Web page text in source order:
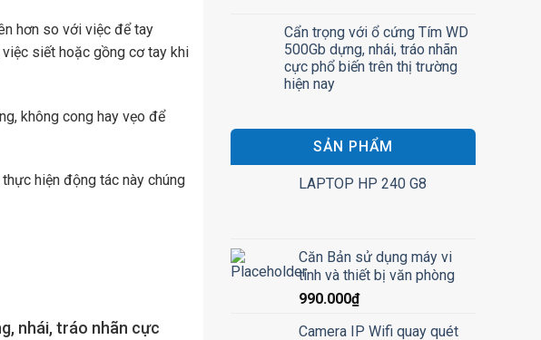
hơn so với việc để tay
siết hoặc gồng cơ tay khi
không cong hay vẹo để
hiện động tác này chúng
nhái, tráo nhãn cực
Cẩn trọng với ổ cứng Tím WD
500Gb dựng, nhái, tráo nhãn
cực phổ biến trên thị trường
hiện nay
SẢN PHẨM
LAPTOP HP 240 G8
Căn Bản sử dụng máy vi
tính và thiết bị văn phòng
990.000₫
Camera IP Wifi quay quét